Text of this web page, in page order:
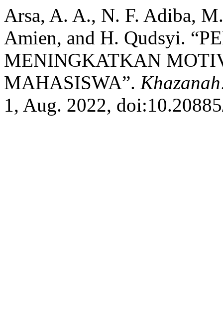
Arsa, A. A., N. F. Adiba,
Amien, and H. Qudsyi.
MENINGKATKAN
MAHASISWA”.
1, Aug. 2022,